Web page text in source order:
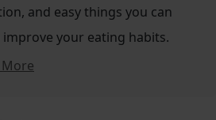
and easy things you can
your eating habits.
More